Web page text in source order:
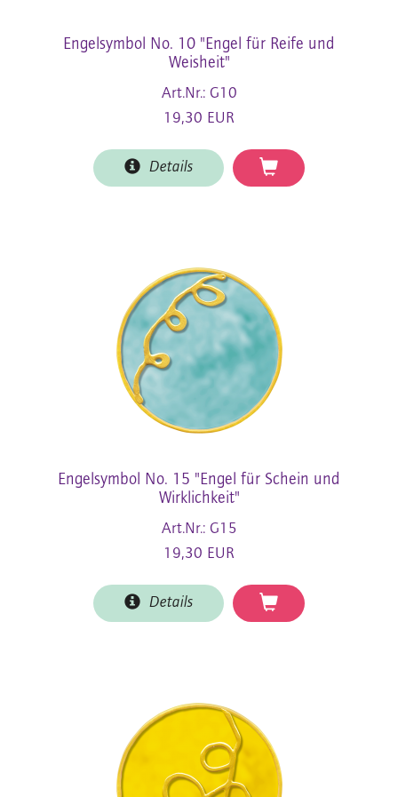
Engelsymbol No. 10 "Engel für Reife und
Weisheit"
Art.Nr.: G10
19,30 EUR
Details
Engelsymbol No. 15 "Engel für Schein und
Wirklichkeit"
Art.Nr.: G15
19,30 EUR
Details